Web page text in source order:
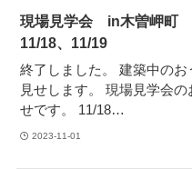
現場見学会 in木曽岬町
11/18、11/19
終了しました。 建築中のお
見せします。 現場見学会の
せです。 11/18…
2023-11-01